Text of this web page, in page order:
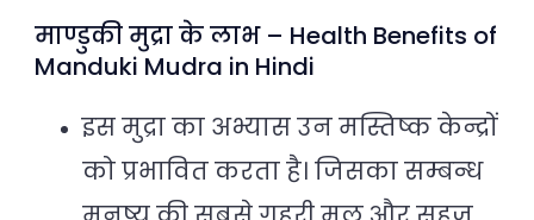
माण्डुकी मुद्रा के लाभ – Health Benefits of
Manduki Mudra in Hindi
इस मुद्रा का अभ्यास उन मस्तिष्क केन्द्रों
को प्रभावित करता है। जिसका सम्बन्ध